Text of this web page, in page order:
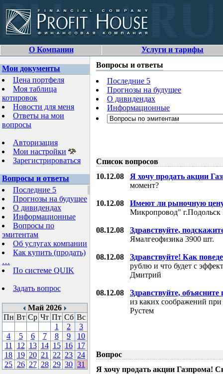
О Компании Услуги и тарифы
Мои документы
Цена портфеля
Моя таблица
котировок
Новости для меня
Ответы на мои
вопросы
Авторизация
Мои настройки
Зарегистрироваться
Вопросы и ответы
Последние 5
Прогнозы на будущее
О дивидендах
Информационные
Вопросы по
эмитентам
Об услугах компании
Как купить (продать)
…
По системе QUIK
Задать вопрос
Май 2026
Пн Вт Ср Чт Пт Сб Вс
1
2
3
4
5 6 7 8 9
10
11
12 13 14 15 16 17
18 19 20 21 22 23 24
25 26 27 28 29 30 31
Вопросы и ответы
Последние 5
Прогнозы на будущее
О дивидендах
Информационные
Список вопросов
10.12.08 Я хочу продать акции
момент?
10.12.08
Имеют ли рыночную
Микропровод"
08.12.08
Здравствуйте,
Ямалгеофизика 3900 шт.
08.12.08
Здравствуйте! Как
рублю и что будет с
Дмитрий
08.12.08
Здравствуйте, объясните
из каких соображений
Рустем
Вопрос
Я хочу продать акции Газпрома!